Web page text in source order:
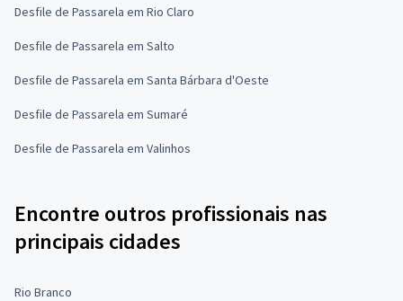
Desfile de Passarela em Rio Claro
Desfile de Passarela em Salto
Desfile de Passarela em Santa Bárbara d'Oeste
Desfile de Passarela em Sumaré
Desfile de Passarela em Valinhos
Encontre outros profissionais nas
principais cidades
Rio Branco